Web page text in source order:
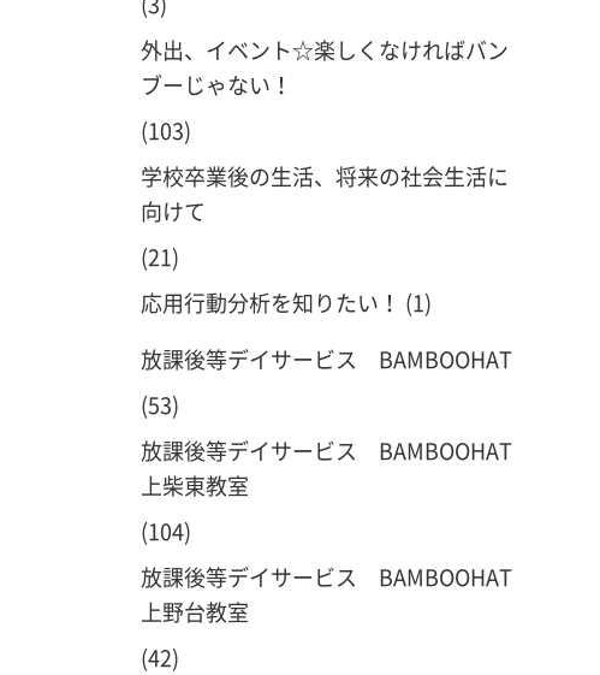
外出、イベント☆楽しくなければバン
ブーじゃない！
(103)
学校卒業後の生活、将来の社会生活に
向けて
(21)
応用行動分析を知りたい！ (1)
放課後等デイサービス BAMBOOHAT
(53)
放課後等デイサービス BAMBOOHAT
上柴東教室
(104)
放課後等デイサービス BAMBOOHAT
上野台教室
(42)